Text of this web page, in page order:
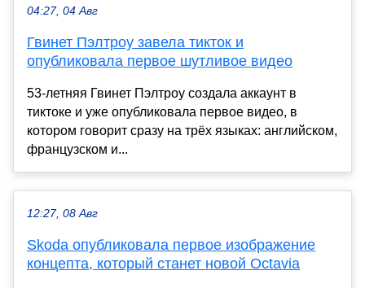
04:27, 04 Авг
Гвинет Пэлтроу завела тикток и
опубликовала первое шутливое видео
53-летняя Гвинет Пэлтроу создала аккаунт в
тиктоке и уже опубликовала первое видео, в
котором говорит сразу на трёх языках: английском,
французском и...
12:27, 08 Авг
Skoda опубликовала первое изображение
концепта, который станет новой Octavia